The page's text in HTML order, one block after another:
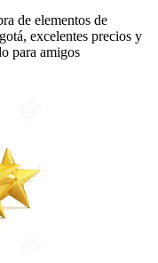
de elementos de
excelentes precios y
para amigos